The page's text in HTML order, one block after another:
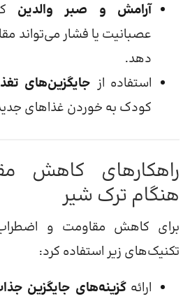
آرامش و صبر والدین
عصبانیت یا فشار می‌تواند
دهد.
استفاده از جایگزین‌های
کودک به خوردن غذاهای
راهکارهای کاهش
هنگام ترک شیر
برای کاهش مقاومت و
تکنیک‌های زیر استفاده کرد:
ارائهگزینه‌های جایگزین